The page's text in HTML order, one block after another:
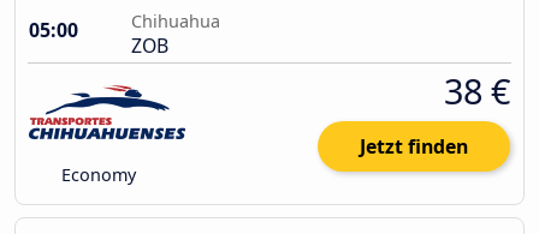
05:00
Chihuahua
ZOB
Economy
38 €
Jetzt finden